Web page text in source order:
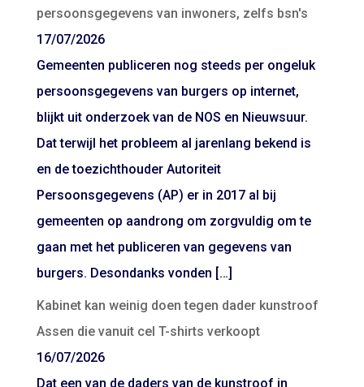
persoonsgegevens van inwoners, zelfs bsn's
17/07/2026
Gemeenten publiceren nog steeds per ongeluk
persoonsgegevens van burgers op internet,
blijkt uit onderzoek van de NOS en Nieuwsuur.
Dat terwijl het probleem al jarenlang bekend is
en de toezichthouder Autoriteit
Persoonsgegevens (AP) er in 2017 al bij
gemeenten op aandrong om zorgvuldig om te
gaan met het publiceren van gegevens van
burgers. Desondanks vonden […]
Kabinet kan weinig doen tegen dader kunstroof
Assen die vanuit cel T-shirts verkoopt
16/07/2026
Dat een van de daders van de kunstroof in